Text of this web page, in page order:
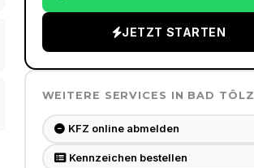
JETZT STARTEN
WEITERE SERVICES IN BAD TÖLZ
KFZ online abmelden
Kennzeichen bestellen